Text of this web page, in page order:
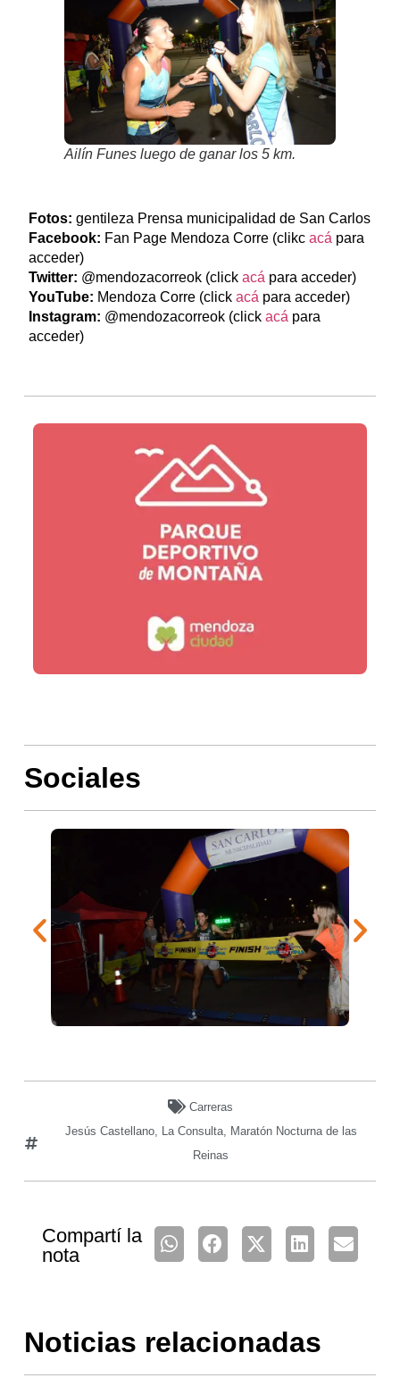
Ailín Funes luego de ganar los 5 km.
Fotos: gentileza Prensa municipalidad de San Carlos
Facebook: Fan Page Mendoza Corre (clikc acápara
acceder)
Twitter: @mendozacorreok (click acápara acceder)
YouTube: Mendoza Corre (click acápara acceder)
Instagram: @mendozacorreok (click acápara
acceder)
Sociales
Carreras
Jesús Castellano, La Consulta, Maratón Nocturna de las
Reinas
Compartí la
nota
Noticias relacionadas